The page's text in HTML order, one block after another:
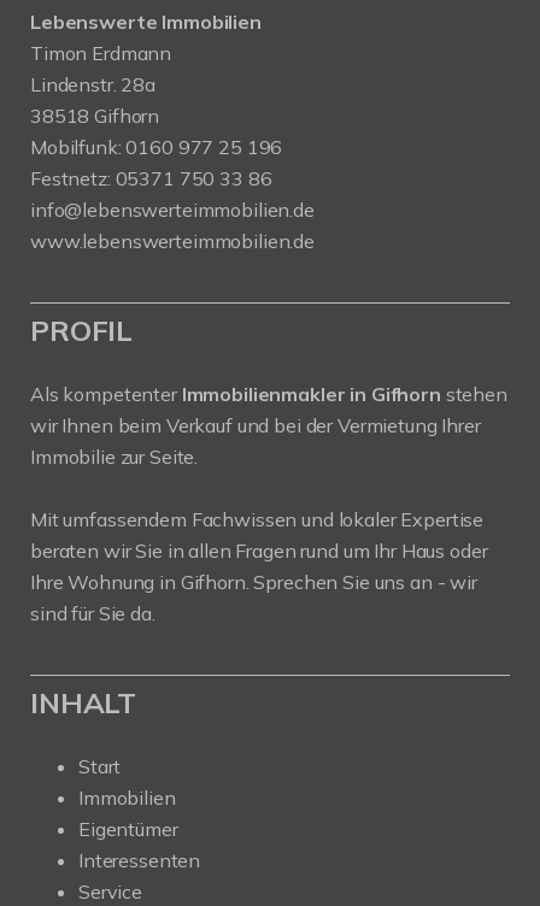
Lebenswerte Immobilien
Timon Erdmann
Lindenstr. 28a
38518 Gifhorn
Mobilfunk:0160 977 25 196
Festnetz: 05371 750 33 86
info@lebenswerteimmobilien.de
www.lebenswerteimmobilien.de
PROFIL
Als kompetenter Immobilienmakler in Gifhorn stehen
wir Ihnen beim Verkauf und bei der Vermietung Ihrer
Immobilie zur Seite.
Mit umfassendem Fachwissen und lokaler Expertise
beraten wir Sie in allen Fragen rund um Ihr Haus oder
Ihre Wohnung in Gifhorn. Sprechen Sie uns an - wir
sind für Sie da.
INHALT
Start
Immobilien
Eigentümer
Interessenten
Service